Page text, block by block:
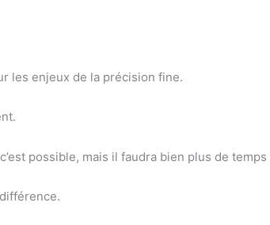
les enjeux de la précision fine.
possible, mais il faudra bien plus de temps